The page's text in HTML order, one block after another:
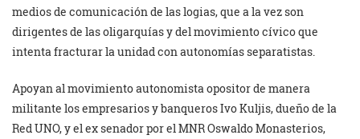
medios de comunicación de las logias, que a la vez son
dirigentes de las oligarquías y del movimiento cívico que
intenta fracturar la unidad con autonomías separatistas.
Apoyan al movimiento autonomista opositor de manera
militante los empresarios y banqueros Ivo Kuljis, dueño de la
Red UNO, y el ex senador por el MNR Oswaldo Monasterios,